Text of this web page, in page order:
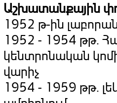
Աշխատանքային
1952 թ-ին
1952 - 1954 թթ.
կենտրոնական
վարիչ
1954 - 1959 թթ.